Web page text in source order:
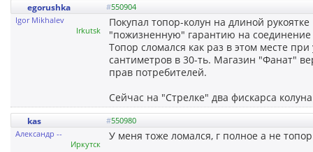
egorushka #550904
Igor Mikhalev
Irkutsk
Покупал топор-колун на длиной
"пожизненную" гарантию на
Топор сломался как раз в этом месте
сантиметров в 30-ть. Магазин "Фанат"
прав потребителей.
Сейчас на "Стрелке" два фискарса
kas #550980
Александр --
Иркутск
У меня тоже ломался, г полное а не